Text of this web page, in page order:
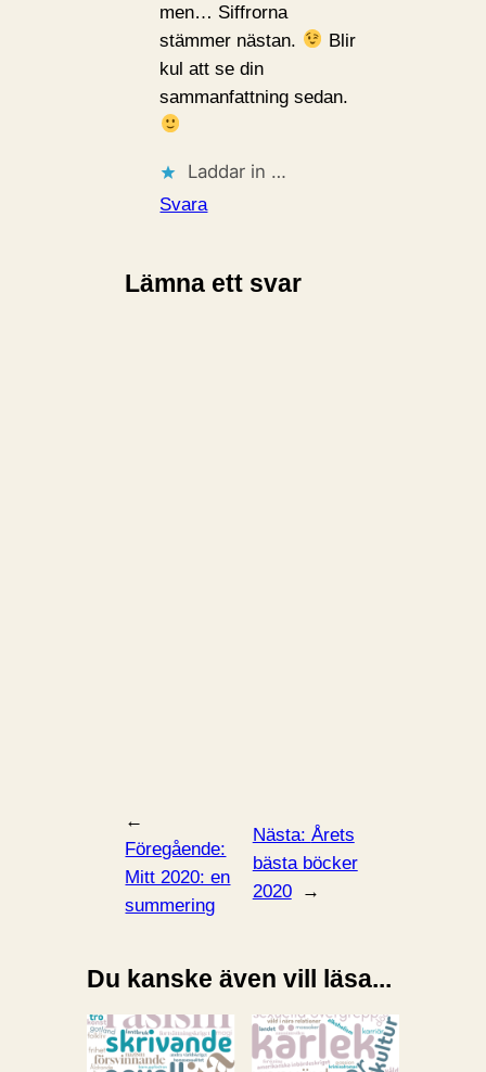
men… Siffrorna
stämmer nästan.
Blir
kul att se din
sammanfattning sedan.
Laddar in …
Svara
Lämna ett svar
←
Föregående:
Mitt 2020: en
summering
Nästa: Årets
bästa böcker
2020
→
Du kanske även vill läsa...